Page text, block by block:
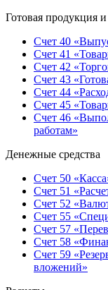
Готовая продукция
Счет 40
Счет 41
Счет 42
Счет 43
Счет 44
Счет 45
Счет 46
работам»
Денежные средства
Счет 50
Счет 51
Счет 52
Счет 55
Счет 57
Счет 58
Счет 59
вложений»